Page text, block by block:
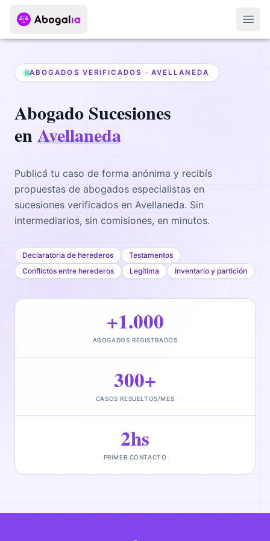
ABOGADOS VERIFICADOS · AVELLANEDA
Abogado Sucesiones
enAvellaneda
Publicá tu caso de forma anónima y recibís
propuestas de abogados especialistas en
sucesiones verificados en Avellaneda. Sin
intermediarios, sin comisiones, en minutos.
Declaratoria de herederos
Testamentos
Conflictos entre herederos
Legítima Inventario y partición
+1.000
ABOGADOS REGISTRADOS
300+
CASOS RESUELTOS/MES
2hs
PRIMER CONTACTO